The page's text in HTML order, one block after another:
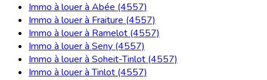
Immo à louer à Abée (4557)
Immo à louer à Fraiture (4557)
Immo à louer à Ramelot (4557)
Immo à louer à Seny (4557)
Immo à louer à Soheit-Tinlot (4557)
Immo à louer à Tinlot (4557)